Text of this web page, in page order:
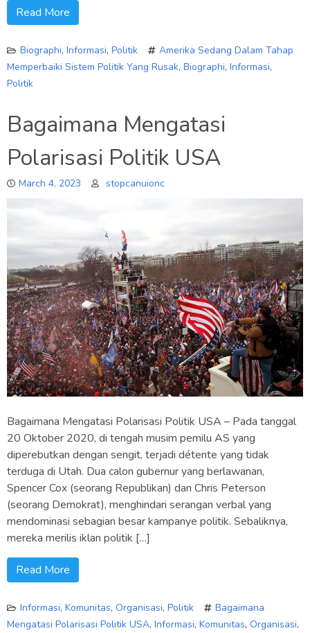
Read More
Biographi, Informasi, Politik
Amerika Sedang Dalam Tahap
Memperbaiki Sistem Politik Yang Rusak, Biographi, Informasi,
Politik
Bagaimana Mengatasi
Polarisasi Politik USA
March 4, 2023 stopcanuionc
Bagaimana Mengatasi Polarisasi Politik USA – Pada tanggal
20 Oktober 2020, di tengah musim pemilu AS yang
diperebutkan dengan sengit, terjadi détente yang tidak
terduga di Utah. Dua calon gubernur yang berlawanan,
Spencer Cox (seorang Republikan) dan Chris Peterson
(seorang Demokrat), menghindari serangan verbal yang
mendominasi sebagian besar kampanye politik. Sebaliknya,
mereka merilis iklan politik […]
Read More
Informasi, Komunitas, Organisasi, Politik
Bagaimana
Mengatasi Polarisasi Politik USA, Informasi, Komunitas, Organisasi,